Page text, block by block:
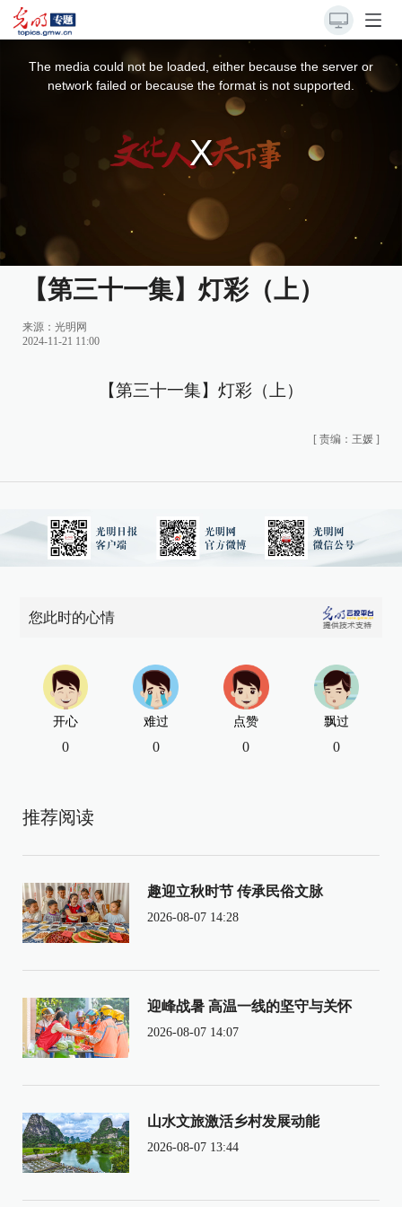
The media could not be loaded, either because the server or
network failed or because the format is not supported.
【第三十一集】灯彩（上）
来源：光明网
2024-11-21 11:00
【第三十一集】灯彩（上）
[ 责编：王媛 ]
您此时的心情
开心
0
难过
0
点赞
0
飘过
0
推荐阅读
趣迎立秋时节 传承民俗文脉
2026-08-07 14:28
迎峰战暑 高温一线的坚守与关怀
2026-08-07 14:07
山水文旅激活乡村发展动能
2026-08-07 13:44